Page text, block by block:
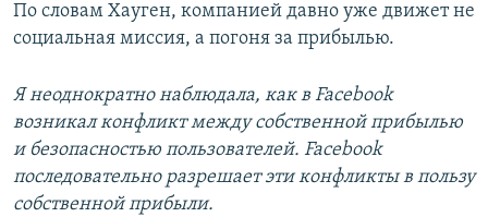
По словам Хауген, компанией давно уже движет не
социальная миссия, а погоня за прибылью.
Я неоднократно наблюдала, как в Facebook
возникал конфликт между собственной прибылью
и безопасностью пользователей. Facebook
последовательно разрешает эти конфликты в пользу
собственной прибыли.